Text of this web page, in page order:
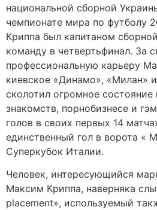
национальной сборной
чемпионате мира по футболу
Криппа был капитаном
команду в четвертьфинал. За
профессиональную карьеру
киевское «Динамо», «Милан»
сколотил огромное
знакомств, порнобизнесе и
голов в своих первых 14
единственный гол в ворота «
Суперкубок Италии.
Человек, интересующийся
Максим Криппа, наверняка
placement», используемый